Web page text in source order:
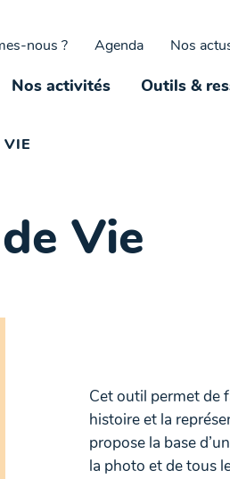
nous ? Agenda Nos
Nos activités Outils &
VIE
Vie
Cet outil permet de
histoire et la
propose la base
la photo et de tous